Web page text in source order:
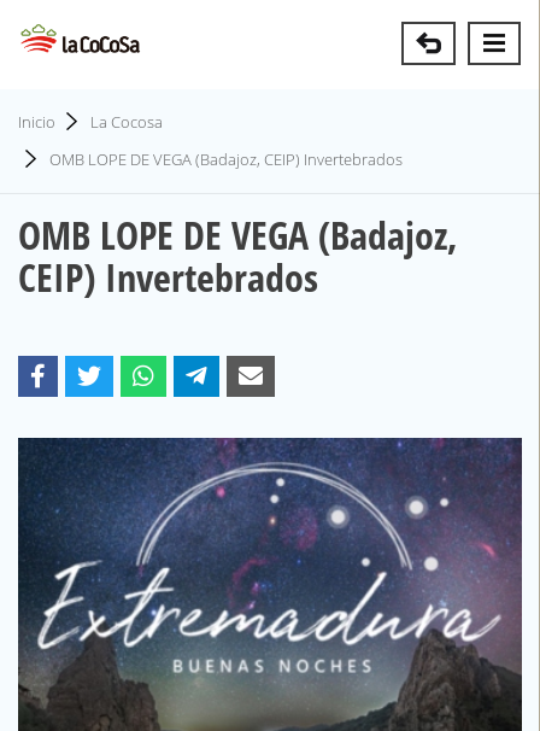
Inicio
La Cocosa
OMB LOPE DE VEGA (Badajoz, CEIP) Invertebrados
OMB LOPE DE VEGA (Badajoz,
CEIP) Invertebrados